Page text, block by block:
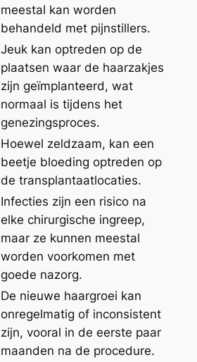
meestal kan worden
behandeld met pijnstillers.
Jeuk kan optreden op de
plaatsen waar de haarzakjes
zijn geïmplanteerd, wat
normaal is tijdens het
genezingsproces.
Hoewel zeldzaam, kan een
beetje bloeding optreden op
de transplantaatlocaties.
Infecties zijn een risico na
elke chirurgische ingreep,
maar ze kunnen meestal
worden voorkomen met
goede nazorg.
De nieuwe haargroei kan
onregelmatig of inconsistent
zijn, vooral in de eerste paar
maanden na de procedure.